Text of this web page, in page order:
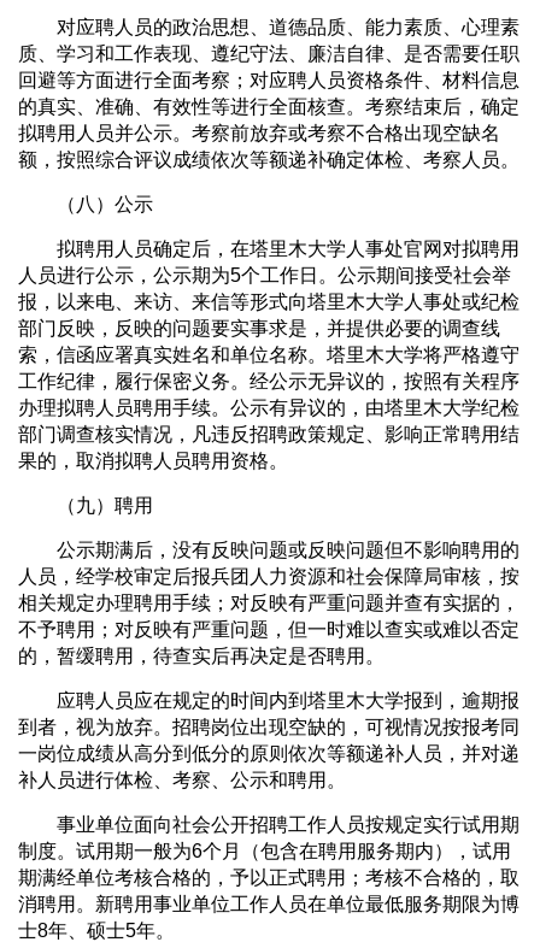
对应聘人员的政治思想、道德品质、能力素质、心理素
质、学习和工作表现、遵纪守法、廉洁自律、是否需要任职
回避等方面进行全面考察；对应聘人员资格条件、材料信息
的真实、准确、有效性等进行全面核查。考察结束后，确定
拟聘用人员并公示。考察前放弃或考察不合格出现空缺名
额，按照综合评议成绩依次等额递补确定体检、考察人员。
（八）公示
拟聘用人员确定后，在塔里木大学人事处官网对拟聘用
人员进行公示，公示期为5个工作日。公示期间接受社会举
报，以来电、来访、来信等形式向塔里木大学人事处或纪检
部门反映，反映的问题要实事求是，并提供必要的调查线
索，信函应署真实姓名和单位名称。塔里木大学将严格遵守
工作纪律，履行保密义务。经公示无异议的，按照有关程序
办理拟聘人员聘用手续。公示有异议的，由塔里木大学纪检
部门调查核实情况，凡违反招聘政策规定、影响正常聘用结
果的，取消拟聘人员聘用资格。
（九）聘用
公示期满后，没有反映问题或反映问题但不影响聘用的
人员，经学校审定后报兵团人力资源和社会保障局审核，按
相关规定办理聘用手续；对反映有严重问题并查有实据的，
不予聘用；对反映有严重问题，但一时难以查实或难以否定
的，暂缓聘用，待查实后再决定是否聘用。
应聘人员应在规定的时间内到塔里木大学报到，逾期报
到者，视为放弃。招聘岗位出现空缺的，可视情况按报考同
一岗位成绩从高分到低分的原则依次等额递补人员，并对递
补人员进行体检、考察、公示和聘用。
事业单位面向社会公开招聘工作人员按规定实行试用期
制度。试用期一般为6个月（包含在聘用服务期内），试用
期满经单位考核合格的，予以正式聘用；考核不合格的，取
消聘用。新聘用事业单位工作人员在单位最低服务期限为博
士8年、硕士5年。